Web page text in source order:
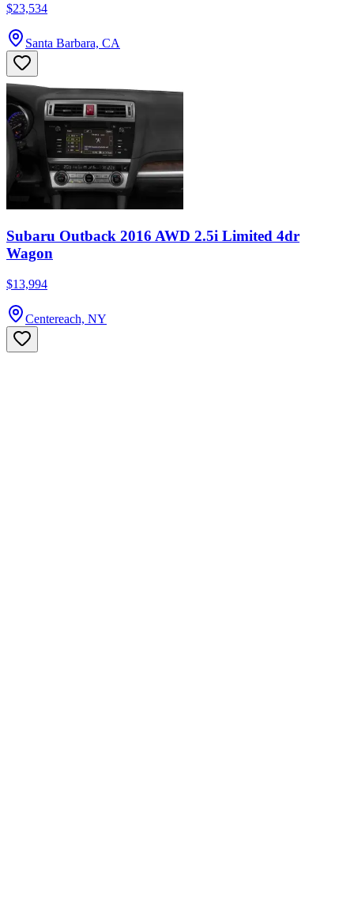
$23,534
Santa Barbara, CA
Subaru Outback 2016 AWD 2.5i Limited 4dr
Wagon
$13,994
Centereach, NY